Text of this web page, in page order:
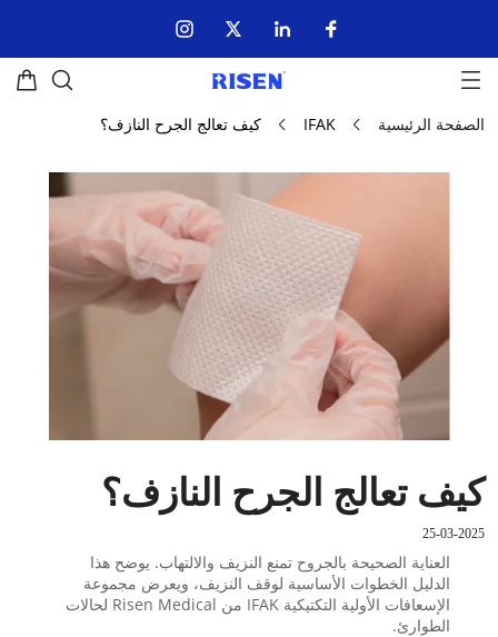
الصفحة الرئيسية IFAK كيف تعالج الجرح النازف؟
كيف تعالج الجرح النازف؟
25-03-2025
العناية الصحيحة بالجروح تمنع النزيف والالتهاب. يوضح هذا
الدليل الخطوات الأساسية لوقف النزيف، ويعرض مجموعة
الإسعافات الأولية التكتيكية IFAK من Risen Medical لحالات
الطوارئ.